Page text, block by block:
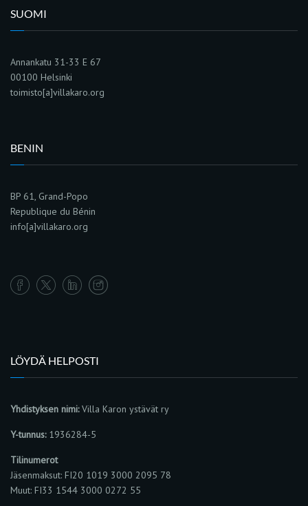
SUOMI
Annankatu 31-33 E 67
00100 Helsinki
toimisto[a]villakaro.org
BENIN
BP 61, Grand-Popo
Republique du Bénin
info[a]villakaro.org
LÖYDÄ HELPOSTI
Yhdistyksen nimi:Villa Karon ystävät ry
Y-tunnus:1936284-5
Tilinumerot
Jäsenmaksut: FI20 1019 3000 2095 78
Muut: FI33 1544 3000 0272 55